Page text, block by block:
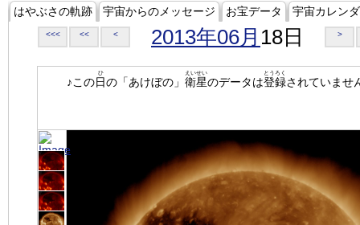
はやぶさの軌跡 宇宙からのメッセージ お宝データ 宇宙カレン
<<< << < 2013年06月 18日 >
♪この日
ひ
の「あけぼの」 衛星
えいせい
のデータは登録
とうろく
されていませ